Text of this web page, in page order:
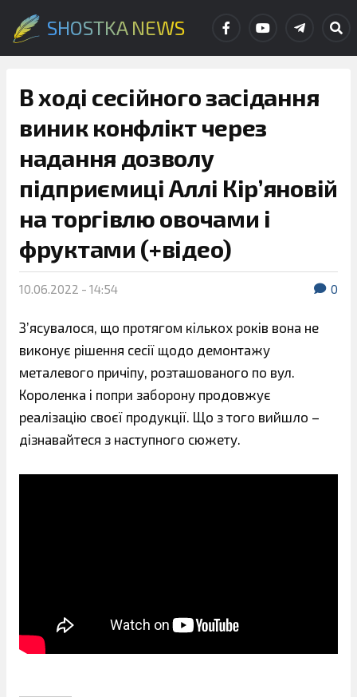
SHOSTKA NEWS
В ході сесійного засідання
виник конфлікт через
надання дозволу
підприємиці Аллі Кір’яновій
на торгівлю овочами і
фруктами (+відео)
10.06.2022 - 14:54 0
З’ясувалося, що протягом кількох років вона не
виконує рішення сесії щодо демонтажу
металевого причіпу, розташованого по вул.
Короленка і попри заборону продовжує
реалізацію своєї продукції. Що з того вийшло –
дізнавайтеся з наступного сюжету.